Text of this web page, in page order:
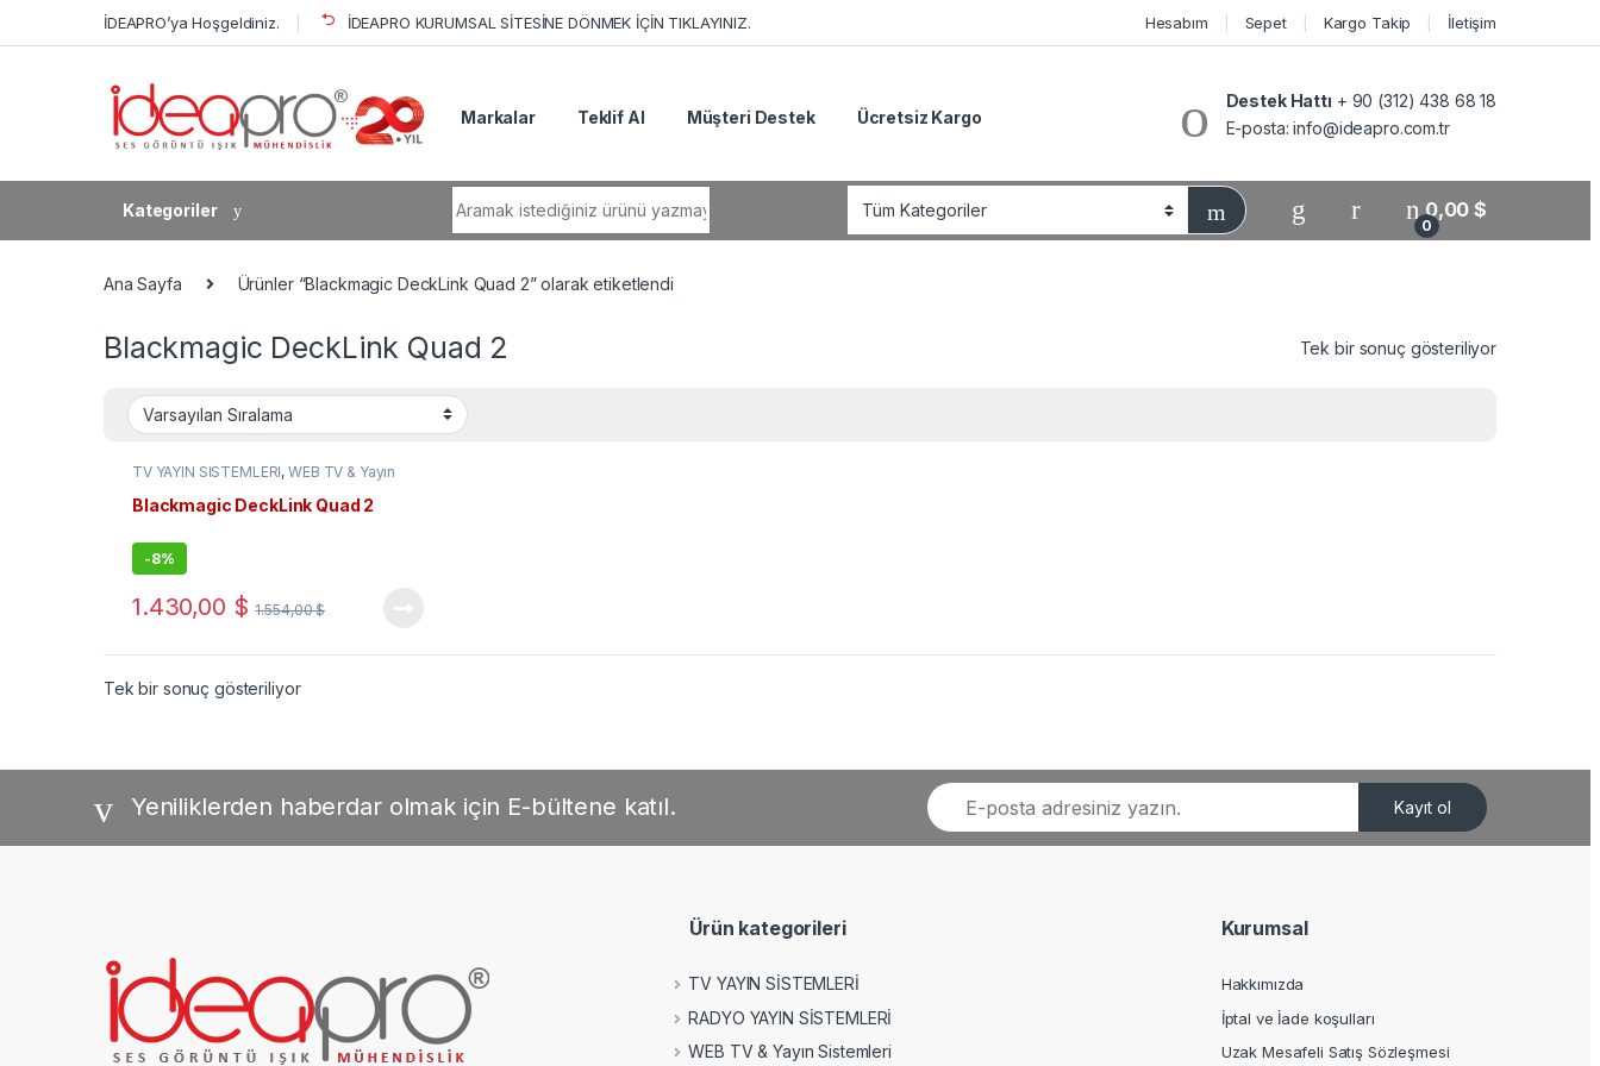
Skip to navigation
Skip to contentİDEAPRO’ya Hoşgeldiniz. İDEAPRO KURUMSAL SİTESİNE DÖNMEK İÇİN TIKLAYINIZ. Hesabım Sepet Kargo Takip İletişim
Markalar Teklif Al Müşteri Destek Ücretsiz Kargo
Destek Hattı + 90 (312) 438 68 18
E-posta:info@ideapro.com.tr
Kategoriler
0
0,00$
Ana Sayfa Ürünler “Blackmagic DeckLink Quad 2” olarak etiketlendi
Blackmagic DeckLink Quad 2 Tek bir sonuç gösteriliyor
TV YAYIN SİSTEMLERİ,WEB TV & Yayın
Blackmagic DeckLink Quad 2
-8%
1.430,00 $ 1.554,00$
Tek bir sonuç gösteriliyor
Yeniliklerden haberdar olmak için E-bültene katıl. Kayıt ol
Ürün kategorileri
TV YAYIN SİSTEMLERİ
RADYO YAYIN SİSTEMLERİ
WEB TV & Yayın Sistemleri
Kurumsal
Hakkımızda
İptal ve İade koşulları
Uzak Mesafeli Satış Sözleşmesi